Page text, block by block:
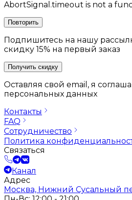
AbortSignal.timeout is not a
Повторить
Подпишитесь на нашу
скидку 15% на первый заказ
Получить скидку
Оставляя свой email, я
персональных данных
Контакты
FAQ
Сотрудничество
Политика
Связаться
Канал
Адрес
Москва, Нижний Сусальный